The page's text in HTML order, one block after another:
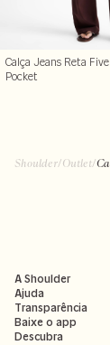
Calça Jeans Reta Five
Pocket
Shoulder/Outlet/
A Shoulder
Ajuda
Transparência
Baixe o app
Descubra